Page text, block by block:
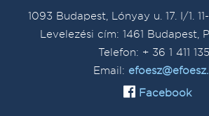
1093 Budapest, Lónyay u. 17. I/1.
Levelezési cím: 1461 Budapest,
Telefon: + 36 1 411
Email:
Facebook